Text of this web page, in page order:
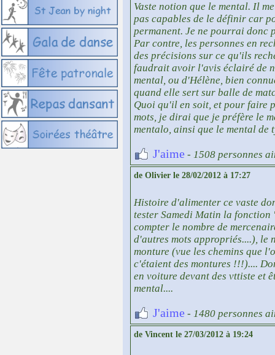
Vaste notion que le mental. Il
pas capables de le définir car
permanent. Je ne pourrai donc
Par contre, les personnes en
des précisions sur ce qu'ils
faudrait avoir l'avis éclairé de
mental, ou d'Hélène, bien
quand elle sert sur balle de
Quoi qu'il en soit, et pour faire
mots, je dirai que je préfère le
mentalo, ainsi que le mental de
J'aime - 1508 personnes
de Olivier le 28/02/2012 à 17:27
Histoire d'alimenter ce vaste
tester Samedi Matin la
compter le nombre de
d'autres mots appropriés....), le
monture (vue les chemins que
c'étaient des montures !!!)....
en voiture devant des vttiste et
mental....
J'aime - 1480 personnes
de Vincent le 27/03/2012 à 19:24